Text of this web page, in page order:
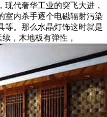
代奢华工业的突飞大进，
室内杀手逐个电磁辐射污染
等。那么水晶灯饰这时就是
，木地板有弹性，